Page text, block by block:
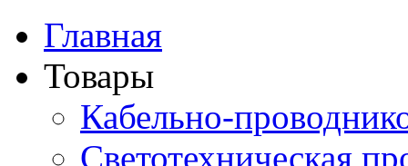
Главная
Товары
Кабельно-
Светотехническая